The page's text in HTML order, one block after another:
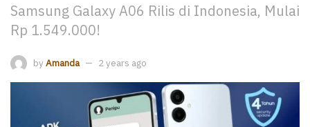
Samsung Galaxy A06 Rilis di Indonesia, Mulai
Rp 1.549.000!
by Amanda 2 years ago